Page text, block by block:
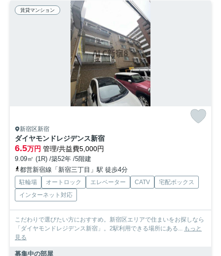
賃貸マンション
新宿区新宿
ダイヤモンドレジデンス新宿
6.5万円 管理/共益費5,000円
9.09㎡ (1R) /築52年 /5階建
都営新宿線「新宿三丁目」駅 徒歩4分
駐輪場 オートロック エレベーター CATV
宅配ボックス
インターネット対応
こだわりで選びたい方におすすめ。新宿区エリアで住まいをお探しなら
「ダイヤモンドレジデンス新宿」。2駅利用できる場所にある... もっと
見る
募集中の部屋